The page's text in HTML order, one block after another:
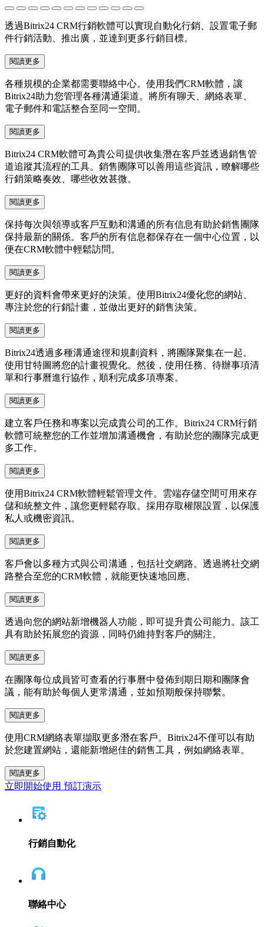
透過Bitrix24 CRM行銷軟體可以實現自動化行銷、設置電子郵
件行銷活動、推出廣，並達到更多行銷目標。
閱讀更多
各種規模的企業都需要聯絡中心。使用我們CRM軟體，讓
Bitrix24助力您管理各種溝通渠道。將所有聊天、網絡表單、
電子郵件和電話整合至同一空間。
閱讀更多
Bitrix24 CRM軟體可為貴公司提供收集潛在客戶並透過銷售管
道追蹤其流程的工具。銷售團隊可以善用這些資訊，瞭解哪些
行銷策略奏效、哪些收效甚微。
閱讀更多
保持每次與領導或客戶互動和溝通的所有信息有助於銷售團隊
保持最新的關係。客戶的所有信息都保存在一個中心位置，以
便在CRM軟體中輕鬆訪問。
閱讀更多
更好的資料會帶來更好的決策。使用Bitrix24優化您的網站、
專注於您的行銷計畫，並做出更好的銷售決策。
閱讀更多
Bitrix24透過多種溝通途徑和規劃資料，將團隊聚集在一起。
使用甘特圖將您的計畫視覺化。然後，使用任務、待辦事項清
單和行事曆進行協作，順利完成多項專案。
閱讀更多
建立客戶任務和專案以完成貴公司的工作。Bitrix24 CRM行銷
軟體可統整您的工作並增加溝通機會，有助於您的團隊完成更
多工作。
閱讀更多
使用Bitrix24 CRM軟體輕鬆管理文件。雲端存儲空間可用來存
儲和統整文件，讓您更輕鬆存取。採用存取權限設置，以保護
私人或機密資訊。
閱讀更多
客戶會以多種方式與公司溝通，包括社交網路。透過將社交網
路整合至您的CRM軟體，就能更快速地回應。
閱讀更多
透過向您的網站新增機器人功能，即可提升貴公司能力。該工
具有助於拓展您的資源，同時仍維持對客戶的關注。
閱讀更多
在團隊每位成員皆可查看的行事曆中發佈到期日期和團隊會
議，能有助於每個人更常溝通，並如預期般保持聯繫。
閱讀更多
使用CRM網絡表單擷取更多潛在客戶。Bitrix24不僅可以有助
於您建置網站，還能新增絕佳的銷售工具，例如網絡表單。
閱讀更多
立即開始使用 預訂演示
行銷自動化
聯絡中心